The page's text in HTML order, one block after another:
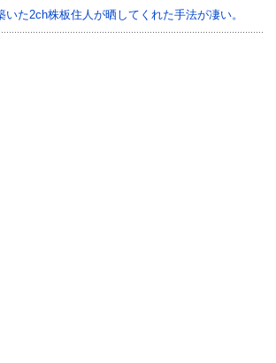
いた2ch株板住人が晒してくれた手法が凄い。